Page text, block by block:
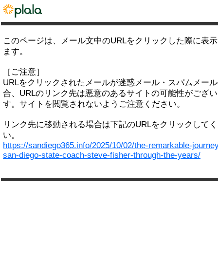
このページは、メール文中のURLをクリックした際に表
ます。
［ご注意］
URLをクリックされたメールが迷惑メール・スパムメー
合、URLのリンク先は悪意のあるサイトの可能性がござ
す。サイトを閲覧されないようご注意ください。
リンク先に移動される場合は下記のURLをクリックして
い。
https://sandiego365.info/2025/10/02/the-remarkable-
san-diego-state-coach-steve-fisher-through-the-years/